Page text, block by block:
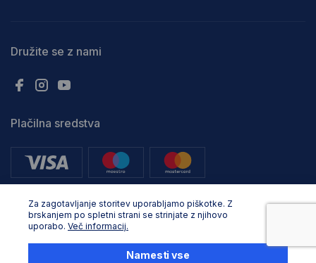
Za zagotavljanje storitev uporabljamo piškotke. Z
brskanjem po spletni strani se strinjate z njihovo
uporabo. Več informacij.
Namesti vse
Družite se z nami
Plačilna sredstva
Vse pravice pridržane. © Adria Profix d.o.o.. 2024, Oblikovanje in
razvoj:Business Solutions